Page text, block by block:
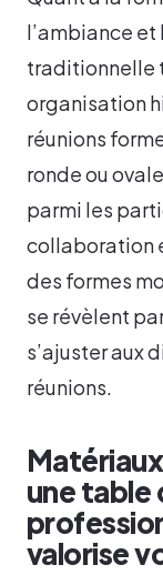
l’ambiance
traditionnelle
organisation
réunions
ronde ou
parmi les
collaboration
des formes
se révèlent
s’ajuster aux
réunions.
une table
valorise